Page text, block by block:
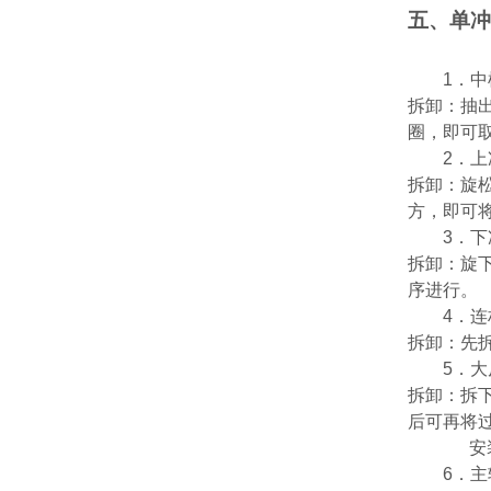
五、单
1 ．
拆卸：抽
圈，即可
2 ．
拆卸：旋
方，即可
3 ．
拆卸：旋
序进行。
4 ．
拆卸：先
5 ．
拆卸：拆
后可再将
安
6 ．